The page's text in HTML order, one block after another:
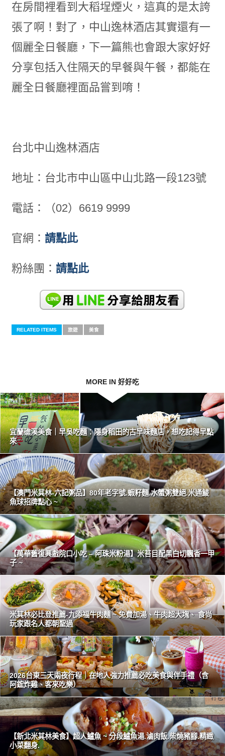
在房間裡看到大稻埕煙火，這真的是太誇
張了啊！對了，中山逸林酒店其實還有一
個麗全日餐廳，下一篇熊也會跟大家好好
分享包括入住隔天的早餐與午餐，都能在
麗全日餐廳裡面品嘗到唷！
台北中山逸林酒店
地址：台北市中山區中山北路一段123號
電話：（02）6619 9999
官網： 請點此
粉絲團： 請點此
RELATED ITEMS 旅遊 美食
MORE IN 好好吃
宜蘭礁溪美食｜早吳吃麵：隱身稻田的古早味麵店，想吃記得早點
來
【澳門米其林-六記粥品】80年老字號.蝦籽麵.水蟹粥雙絕.米通鯪
魚球招牌點心 ~
【萬華舊復興戲院口小吃 – 阿珠米粉湯】米苔目配黑白切飄香一甲
子 ~
米其林必比登推薦-九添福牛肉麵 ~ 免費加湯、牛肉超大塊、 食尚
玩家跟名人都朝聖過
2026台東三天兩夜行程｜在地人強力推薦必吃美食與伴手禮（含
阿鋐炸雞、客來吃樂）
【新北米其林美食】超人鱸魚 ~ 分段鱸魚湯.滷肉飯.柴燒豬腳.精緻
小菜翻身.